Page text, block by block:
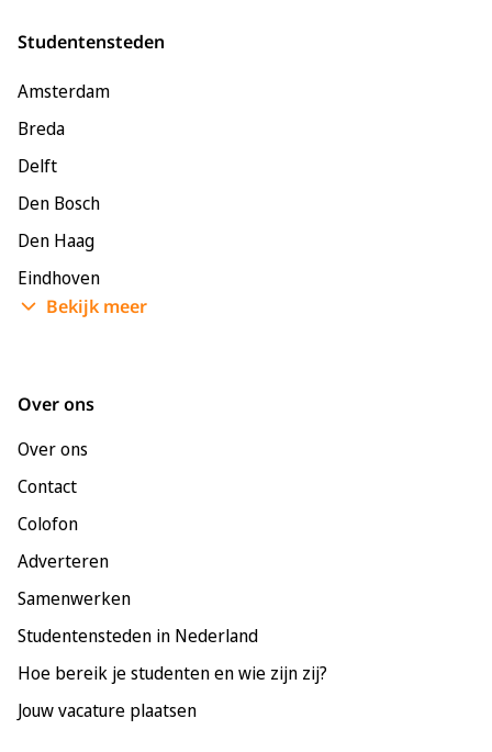
Studentensteden
Amsterdam
Breda
Delft
Den Bosch
Den Haag
Eindhoven
Enschede
Maastricht
Nijmegen
Rotterdam
Tilburg
Utrecht
Bekijk meer
Over ons
Over ons
Contact
Colofon
Adverteren
Samenwerken
Studentensteden in Nederland
Hoe bereik je studenten en wie zijn zij?
Jouw vacature plaatsen